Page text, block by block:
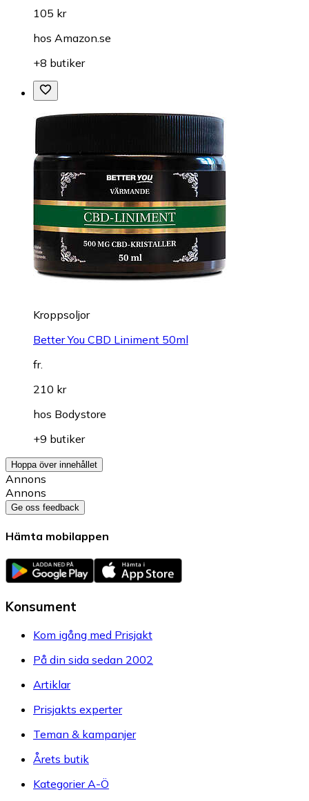
105 kr
hos Amazon.se
+8 butiker
Kroppsoljor
Better You CBD Liniment 50ml
fr.
210 kr
hos Bodystore
+9 butiker
Hoppa över innehållet
Annons
Annons
Ge oss feedback
Hämta mobilappen
Konsument
Kom igång med Prisjakt
På din sida sedan 2002
Artiklar
Prisjakts experter
Teman & kampanjer
Årets butik
Kategorier A-Ö